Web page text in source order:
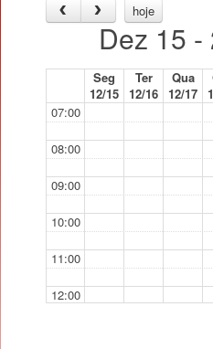
hoje
Dez 15
Seg
12/15
Ter
12/16
Qua
12/17
07:00
08:00
09:00
10:00
11:00
12:00